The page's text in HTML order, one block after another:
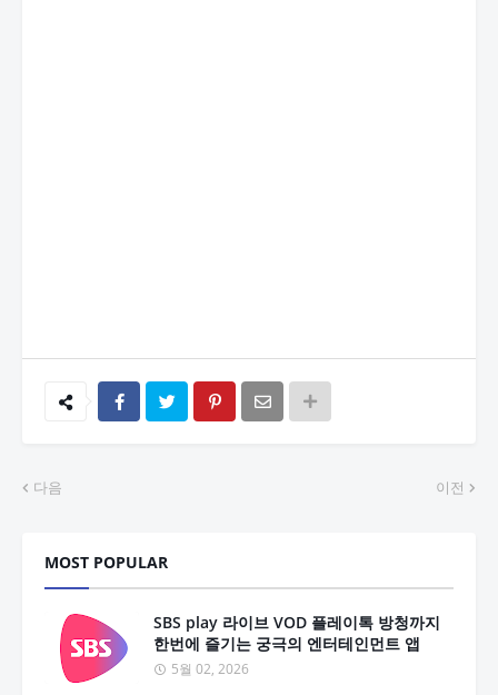
다음 이전
MOST POPULAR
SBS play 라이브 VOD 플레이톡 방청까지
한번에 즐기는 궁극의 엔터테인먼트 앱
5월 02, 2026